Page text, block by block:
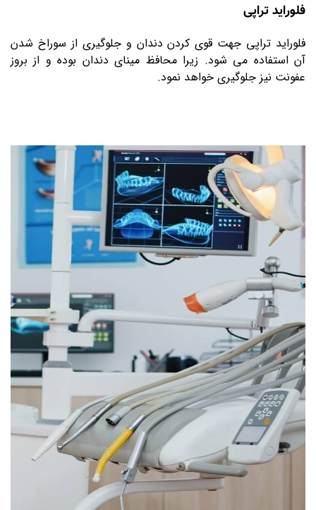
فلوراید تراپی
فلوراید تراپی جهت قوی کردن دندان و جلوگیری از سوراخ شدن
آن استفاده می شود. زیرا محافظ مینای دندان بوده و از بروز
عفونت نیز جلوگیری خواهد نمود.